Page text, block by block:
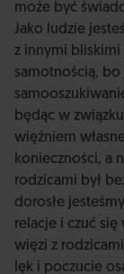
może być
Jako ludzie
z innymi bliskimi
samotnością,
będąc w
więźniem
konieczności, a
rodzicami był
dorosłe
relacje i czuć
więzi z
lęk i poczucie